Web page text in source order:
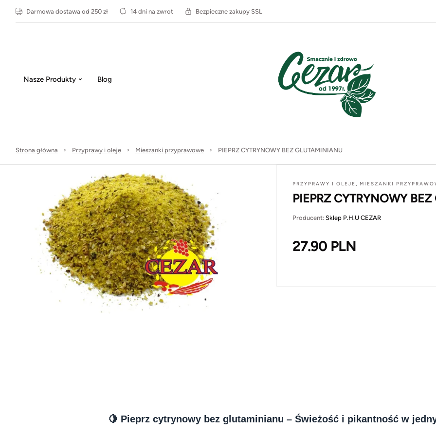
Darmowa dostawa od 250 zł 14 dni na zwrot Bezpieczne zakupy SSL
Nasze Produkty Blog
Strona główna Przyprawy i oleje Mieszanki przyprawowe PIEPRZ CYTRYNOWY BEZ GLUTAMINIANU
PRZYPRAWY I OLEJE , MIESZANKI
PIEPRZ CYTRYNOWY
Producent: Sklep P.H.U CEZAR
27.90 PLN
🍋 Pieprz cytrynowy bez glutaminianu – Świeżość i pikantność w